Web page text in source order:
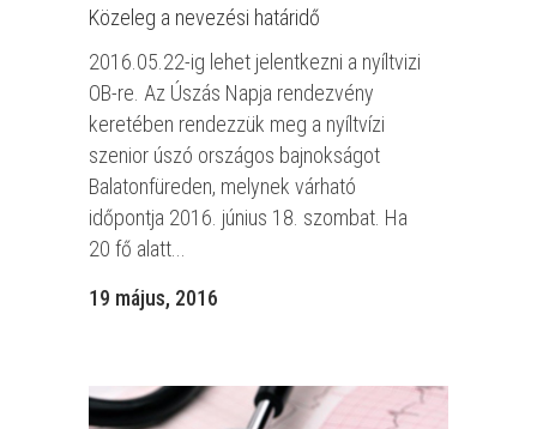
Közeleg a nevezési határidő
2016.05.22-ig lehet jelentkezni a nyíltvizi
OB-re. Az Úszás Napja rendezvény
keretében rendezzük meg a nyíltvízi
szenior úszó országos bajnokságot
Balatonfüreden, melynek várható
időpontja 2016. június 18. szombat. Ha
20 fő alatt...
19 május, 2016